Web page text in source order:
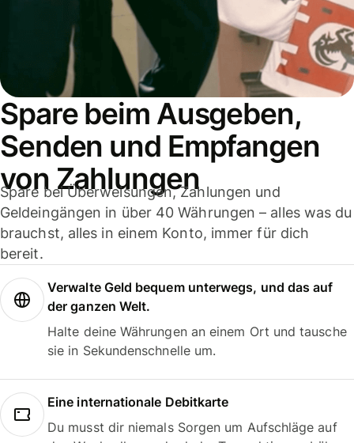
Spare beim Ausgeben,
Senden und Empfangen
von Zahlungen
Spare bei Überweisungen, Zahlungen und
Geldeingängen in über 40 Währungen – alles was du
brauchst, alles in einem Konto, immer für dich
bereit.
Verwalte Geld bequem unterwegs, und das auf
der ganzen Welt.
Halte deine Währungen an einem Ort und tausche
sie in Sekundenschnelle um.
Eine internationale Debitkarte
Du musst dir niemals Sorgen um Aufschläge auf